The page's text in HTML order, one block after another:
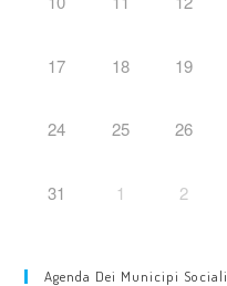
17 18 19
24 25 26
31 1 2
Agenda Dei Municipi Sociali